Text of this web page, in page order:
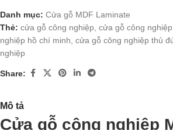
Danh mục: Cửa gỗ MDF Laminate
Thẻ: cửa gỗ công nghiệp cửa gỗ công
nghiệp hồ chí minh cửa gỗ công nghiệp thủ
nghiệp
Share:
Mô tả
Cửa gỗ công nghiệp